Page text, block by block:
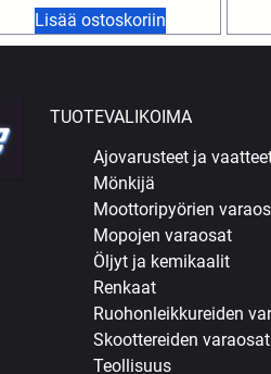
Lisää ostoskoriin
TUOTEVALIKOIMA
Ajovarusteet ja
Mönkijä
Moottoripyörien
Mopojen varaosat
Öljyt ja kemikaalit
Renkaat
Ruohonleikkureiden
Skoottereiden varaosat
Teollisuus